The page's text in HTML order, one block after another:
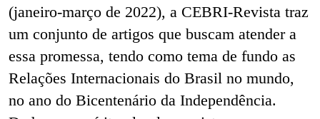
(janeiro-março de 2022), a CEBRI-Revista traz
um conjunto de artigos que buscam atender a
essa promessa, tendo como tema de fundo as
Relações Internacionais do Brasil no mundo,
no ano do Bicentenário da Independência.